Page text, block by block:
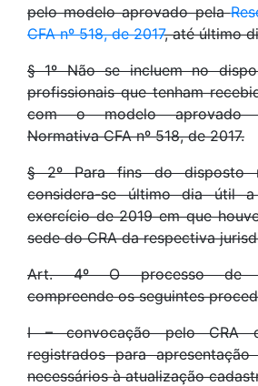
pelo modelo aprovado pela
CFA nº 518, de 2017, até último
§ 1º Não se incluem no
profissionais que tenham
com o modelo aprovado
Normativa CFA nº 518, de 2017.
§ 2º Para fins do disposto
considera-se último dia útil
exercício de 2019 em que
sede do CRA da respectiva
Art. 4º O processo de
compreende os seguintes
I – convocação pelo CRA
registrados para
necessários à atualização